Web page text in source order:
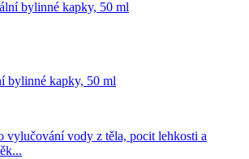
bylinné kapky, 50 ml
vylučování vody z těla, pocit lehkosti a